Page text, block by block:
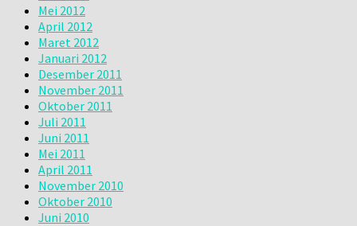
Mei 2012
April 2012
Maret 2012
Januari 2012
Desember 2011
November 2011
Oktober 2011
Juli 2011
Juni 2011
Mei 2011
April 2011
November 2010
Oktober 2010
Juni 2010